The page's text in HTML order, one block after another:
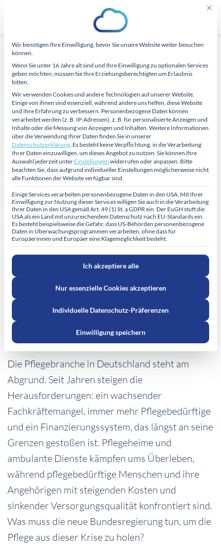
AKTUELLES
Die Pflege am Limit
12
März
Was die neue Bundesregierung jetzt tun muss
Die Pflegebranche in Deutschland steht am
Abgrund. Seit Jahren steigen die
Herausforderungen: ein wachsender
Fachkräftemangel, immer mehr Pflegebedürftige
und ein Finanzierungssystem, das längst an seine
Grenzen gestoßen ist. Pflegeheime und
ambulante Dienste kämpfen ums Überleben,
während pflegebedürftige Menschen und ihre
Angehörigen mit steigenden Kosten und
sinkender Versorgungsqualität konfrontiert sind.
Was muss die neue Bundesregierung tun, um die
Pflege aus dieser Krise zu holen?
Mit
Datenschutz-Präferenz
Wir benötigen Ihre Einwilligung, bevor Sie unsere Website weiter besuchen
können.
Wenn Sie unter 16 Jahre alt sind und Ihre Einwilligung zu optionalen Services
geben möchten, müssen Sie Ihre Erziehungsberechtigten um Erlaubnis
bitten.
Wir verwenden Cookies und andere Technologien auf unserer Website.
Einige von ihnen sind essenziell, während andere uns helfen, diese Website
und Ihre Erfahrung zu verbessern. Personenbezogene Daten können
verarbeitet werden (z. B. IP-Adressen), z. B. für personalisierte Anzeigen und
Inhalte oder die Messung von Anzeigen und Inhalten. Weitere Informationen
über die Verwendung Ihrer Daten finden Sie in unserer
Datenschutzerklärung. Es besteht keine Verpflichtung, in die Verarbeitung
Ihrer Daten einzuwilligen, um dieses Angebot zu nutzen. Sie können Ihre
Auswahl jederzeit unter Einstellungen widerrufen oder anpassen. Bitte
beachten Sie, dass aufgrund individueller Einstellungen möglicherweise nicht
alle Funktionen der Website verfügbar sind.
Einige Services verarbeiten personenbezogene Daten in den USA. Mit Ihrer
Einwilligung zur Nutzung dieser Services willigen Sie auch in die Verarbeitung
Ihrer Daten in den USA gemäß Art. 49 (1) lit. a GDPR ein. Der EuGH stuft die
USA als ein Land mit unzureichendem Datenschutz nach EU-Standards ein.
Es besteht beispielsweise die Gefahr, dass US-Behörden personenbezogene
Daten in Überwachungsprogrammen verarbeiten, ohne dass für
Europäerinnen und Europäer eine Klagemöglichkeit besteht.
Ich akzeptiere alle
Nur essenzielle Cookies akzeptieren
Individuelle Datenschutz-Präferenzen
Einwilligung speichern